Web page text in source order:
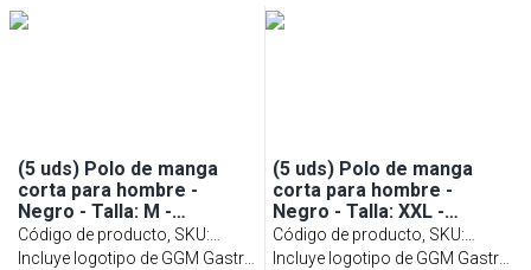
(5 uds) Polo de manga
corta para hombre -
Negro - Talla: M -
Personalizable
Código de producto, SKU:
PSMLP-M
Incluye logotipo de GGM Gastro
(5 uds) Polo de manga
corta para hombre -
Negro - Talla: XXL -
Personalizable
Código de producto, SKU:
PSMLP-XXL
Incluye logotipo de GGM Gastro